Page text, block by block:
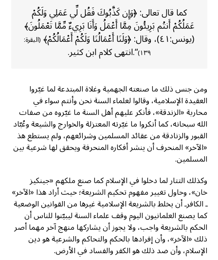
كما قال تعالى: ﴿وَإِن كَذَّبُوكَ فَقُل لِّي عَمَلِي وَلَكُمْ
عَمَلُكُمْ أَنتُم بَرِيئُونَ مِمَّا أَعْمَلُ وَأَنَا بَرِيءٌ مِّمَّا تَعْمَلُونَ﴾
(يونس:٤١)، وقال: ﴿وَلَنَا أَعْمَالُنَا وَلَكُمْ أَعْمَالُكُمْ﴾
(البقرة:
١٣٩)“.انتهى كلام ابن كثير.
ومن جنس ذلك ما صنعته الجهمية وغلاة المبتدعة لما غيّروا
العقيدة الإسلامية، وقالوا لعلماء السنة نحن وأنتم سواء في
محاربة «الزندقة»، فأنكر عليهم أهل السنة ما غيّروه من صفات
الله سبحانه، كما أنكروا ما غيّرته المعتزلة والخوارج والشيعة وعُبّاد
القبور والزنادقة من عقائد المسلمين وشرائعهم، ولم يستطع هذ
«الآخر» المنحرف أن ينشر أفكاره المنحرفة ويحقق لها شرعية بين
المسلمين.
وكذلك التتار لما دخلوا في الإسلام كما صنع ملكهم «جينكيز
خان»، وحاول تغيير مفهوم تحكيم الشريعة؛ حيث أراد هذا «الآخر»
ـ الكافرـ أن يخلط بالشريعة الإسلامية غيرها من القوانين الوضعية
كما يصنع العلمانيون اليوم وقف علماء السنة ليبيّنوا للناس أن
الحكم بالشريعة واجب، ولا يجوز أن يشاركها منهج آخر مهما أصر
ذلك «الآخر»، وأن إفرادها بالحكم والتحاكم والشرعية هو دين
الإسلام، وأن ضد ذلك هو الكفر والفساد في الأرض.